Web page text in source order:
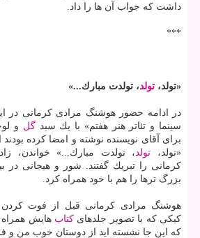
داشت كه جواب آن ها را داد.
***
«تولد، تولد، تولدت مبارك...»
در ادامه حضور هوشنگ مرادی كرمانی در
سینما و تئاتر هنر هفتم» با یك سبدگل و
برای آقای نویسنده نوشته و امضا كرده بودند
«تولد، تولد
كرمانی را تبریك گفتند. شور و هیجانی در
بزرگ ترها را هم با خود همراه كرد.
هوشنگ مرادی كرمانی قبل از فوت كردن
كیكی كه با تصویر جلدهایكتاب هایش همراه
كه این جا نشسته اید از دوستان خوب من و